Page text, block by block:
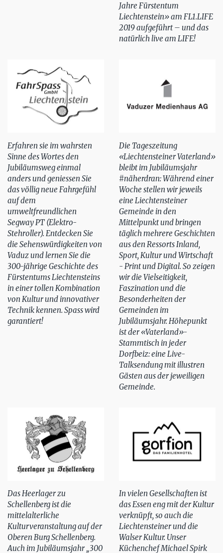
Jahre Fürstentum
Liechtenstein» am FL1.LIFE
2019 aufgeführt – und das
natürlich live am LIFE!
Erfahren sie im wahrsten
Sinne des Wortes den
Jubiläumsweg einmal
anders und geniessen Sie
das völlig neue Fahrgefühl
auf dem
umweltfreundlichen
Segway PT (Elektro-
Stehroller). Entdecken Sie
die Sehenswürdigkeiten von
Vaduz und lernen Sie die
300-jährige Geschichte des
Fürstentums Liechtensteins
in einer tollen Kombination
von Kultur und innovativer
Technik kennen. Spass wird
garantiert!
Die Tageszeitung
«Liechtensteiner Vaterland»
bleibt im Jubiläumsjahr
#näherdran: Während einer
Woche stellen wir jeweils
eine Liechtensteiner
Gemeinde in den
Mittelpunkt und bringen
täglich mehrere Geschichten
aus den Ressorts Inland,
Sport, Kultur und Wirtschaft
- Print und Digital. So zeigen
wir die Vielseitigkeit,
Faszination und die
Besonderheiten der
Gemeinden im
Jubiläumsjahr. Höhepunkt
ist der «Vaterland»-
Stammtisch in jeder
Dorfbeiz: eine Live-
Talksendung mit illustren
Gästen aus der jeweiligen
Gemeinde.
Das Heerlager zu
Schellenberg ist die
mittelalterliche
Kulturveranstaltung auf der
Oberen Burg Schellenberg.
Auch im Jubiläumsjahr „300
In vielen Gesellschaften ist
das Essen eng mit der Kultur
verknüpft, so auch die
Liechtensteiner und die
Walser Kultur. Unser
Küchenchef Michael Spirk